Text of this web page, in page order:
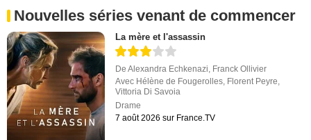
Nouvelles séries venant de commencer
La mère et l'assassin
DeAlexandra Echkenazi, Franck Ollivier
Avec Hélène de Fougerolles, Florent Peyre,
Vittoria Di Savoia
Drame
7 août 2026 sur France.TV